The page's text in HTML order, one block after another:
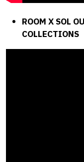
ROOM X SOL
COLLECTIONS